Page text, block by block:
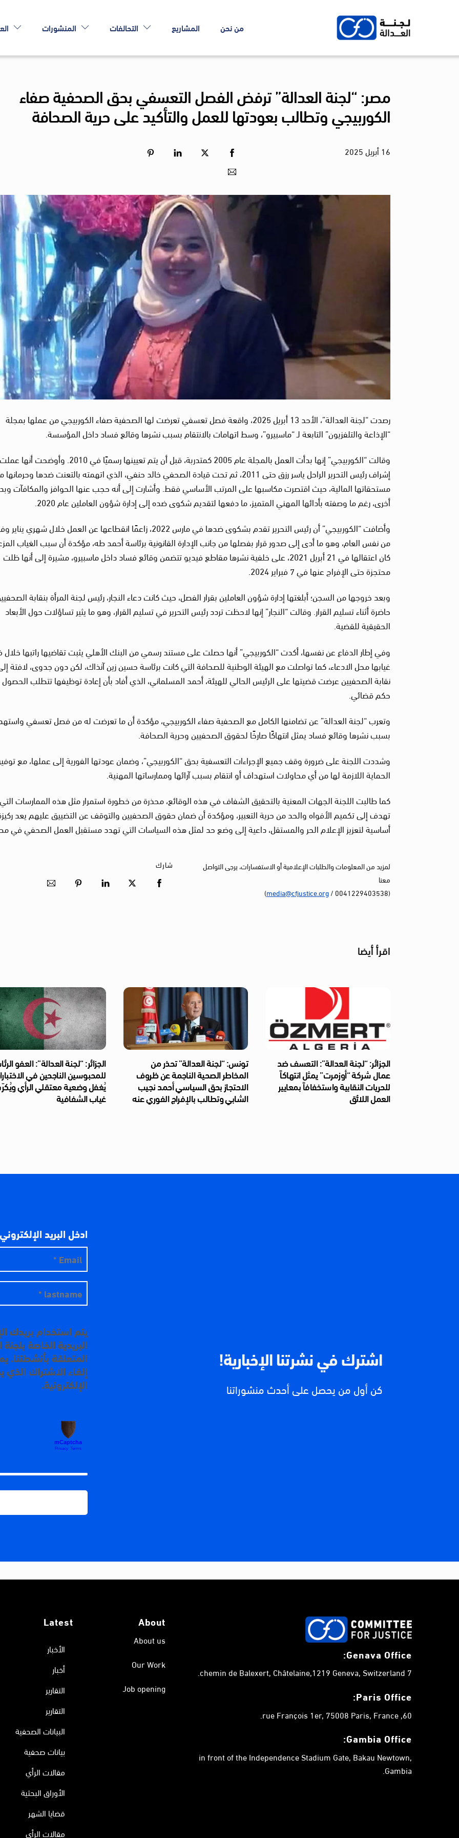
من نحن المشاريع التحالفات المنشورات
مصر: “لجنة العدالة” ترفض الفصل التعسفي بحق الصحفية صفاء
الكوربيجي وتطالب بعودتها للعمل والتأكيد على حرية الصحافة
16أبريل2025
رصدت “لجنة العدالة”، الأحد 13 أبريل 2025، واقعة فصل تعسفي تعرضت لها الصحفية صفاء الكوربيجي من عملها بمجلة
“الإذاعة والتلفزيون” التابعة لـ “ماسبيرو”، وسط اتهامات بالانتقام بسبب نشرها وقائع فساد داخل المؤسسة.
وقالت “الكوربيجي” إنها بدأت العمل بالمجلة عام 2005 كمتدربة، قبل أن يتم تعيينها رسميًا
إشراف رئيس التحرير الراحل ياسر رزق حتى 2011، ثم تحت قيادة الصحفي خالد حنفي، الذي اتهمته بالتعنت ضدها
مستحقاتها المالية، حيث اقتصرت مكاسبها على المرتب الأساسي فقط. وأشارت إلى أنه حجب عنها الحوافز والمكافآت
أخرى، رغم ما وصفته بأدائها المهني المتميز، ما دفعها لتقديم شكوى ضده إلى إدارة شؤون العاملين عام 2020.
وأضافت “الكوربيجي” أن رئيس التحرير تقدم بشكوى ضدها في مارس 2022، زاعمًا انقطاعها عن العمل خلال شهري
من نفس العام، وهو ما أدى إلى صدور قرار بفصلها من جانب الإدارة القانونية برئاسة أحمد طه، مؤكدة أن سبب الغياب
كان اعتقالها في 21 أبريل 2021، على خلفية نشرها مقاطع فيديو تتضمن وقائع فساد داخل ماسبيرو، مشيرة إلى أنها ظلت
محتجزة حتى الإفراج عنها في 7 فبراير 2024.
وبعد خروجها من السجن؛ أبلغتها إدارة شؤون العاملين بقرار الفصل، حيث كانت دعاء النجار، رئيس لجنة المرأة بنقابة
حاضرة أثناء تسليم القرار. وقالت “النجار” إنها لاحظت تردد رئيس التحرير في تسليم القرار، وهو ما يثير تساؤلات حول الأبعاد
الحقيقية للقضية.
وفي إطار الدفاع عن نفسها، أكدت “الكوربيجي” أنها حصلت على مستند رسمي من البنك الأهلي يثبت تقاضيها راتبها خلال
غيابها محل الادعاء، كما تواصلت مع الهيئة الوطنية للصحافة التي كانت برئاسة حسين زين آنذاك، لكن دون جدوى، لافتة
نقابة الصحفيين عرضت قضيتها على الرئيس الحالي للهيئة، أحمد المسلماني، الذي أفاد بأن إعادة توظيفها تتطلب
حكم قضائي.
وتعرب “لجنة العدالة” عن تضامنها الكامل مع الصحفية صفاء الكوربيجي، مؤكدة أن ما تعرضت له من فصل تعسفي
بسبب نشرها وقائع فساد يمثل انتهاكًا صارخًا لحقوق الصحفيين وحرية الصحافة.
وشددت اللجنة على ضرورة وقف جميع الإجراءات التعسفية بحق “الكوربيجي”، وضمان عودتها الفورية إلى عملها، مع توفير
الحماية اللازمة لها من أي محاولات استهداف أو انتقام بسبب آرائها وممارساتها المهنية.
كما طالبت اللجنة الجهات المعنية بالتحقيق الشفاف في هذه الوقائع، محذرة من خطورة استمرار مثل هذه الممارسات التي
تهدف إلى تكميم الأفواه والحد من حرية التعبير، ومؤكدة أن ضمان حقوق الصحفيين والتوقف عن التضييق عليهم يعد
أساسية لتعزيز الإعلام الحر والمستقل، داعية إلى وضع حد لمثل هذه السياسات التي تهدد مستقبل العمل الصحفي في
لمزيد من المعلومات والطلبات الإعلامية أو الاستفسارات، يرجى التواصل
معنا
(0041229403538 /
media@cfjustice.org
)
شارك
اقرأ أيضا
الجزائر: “لجنة العدالة”: التعسف ضد
عمال شركة “أوزمرت” يمثل انتهاكاً
للحريات النقابية واستخفافاً بمعايير
العمل اللائق
تونس: “لجنة العدالة” تحذر من
المخاطر الصحية الناجمة عن ظروف
الاحتجاز بحق السياسي أحمد نجيب
الشابي وتطالب بالإفراج الفوري عنه
الجزائر: “لجنة العدالة”: العفو
للمحبوسين الناجحين في
يُغفل وضعية معتقلي الرأي
غياب الشفافية
اشترك في نشرتنا الإخبارية!
كن أول من يحصل على أحدث منشوراتنا
ادخل البريد الإلكتروني
يتم استخدام بريدك
البريدية الخاصة
المتعلقة
إلغاء الاشتراك
الإلكترونية.
Genava Office:
7 chemin de Balexert, Châtelaine,1219 Geneva, Switzerland.
Paris Office:
60, rue François 1er, 75008 Paris, France.
Gambia Office:
in front of the Independence Stadium Gate, Bakau Newtown,
Gambia.
About
About us
Our Work
Job opening
Latest
الأخبار
أخبار
التقارير
التقارير
البيانات الصحفية
بيانات صحفية
مقالات الرأي
الأوراق البحثية
قضايا الشهر
مقالات الرأي